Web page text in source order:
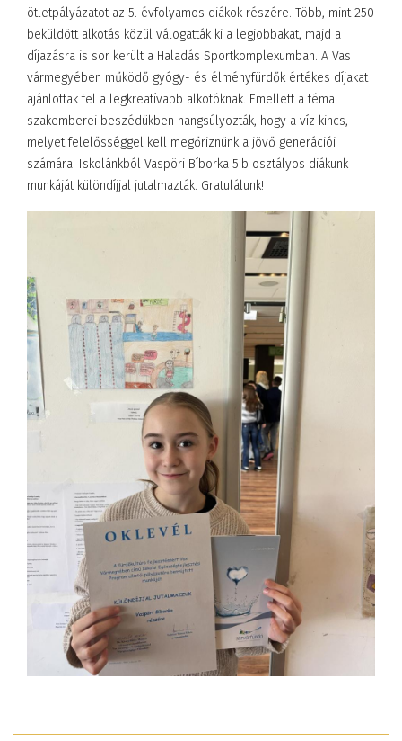
ötletpályázatot az 5. évfolyamos diákok részére. Több, mint 250
beküldött alkotás közül válogatták ki a legjobbakat, majd a
díjazásra is sor került a Haladás Sportkomplexumban. A Vas
vármegyében működő gyógy- és élményfürdők értékes díjakat
ajánlottak fel a legkreatívabb alkotóknak. Emellett a téma
szakemberei beszédükben hangsúlyozták, hogy a víz kincs,
melyet felelősséggel kell megőriznünk a jövő generációi
számára. Iskolánkból Vaspöri Bíborka 5.b osztályos diákunk
munkáját különdíjjal jutalmazták. Gratulálunk!